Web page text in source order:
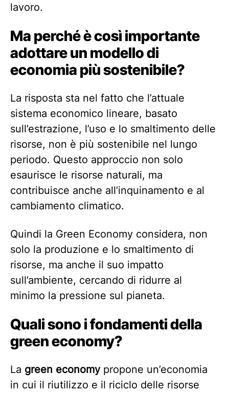
lavoro.
Ma perché è così importante
adottare un modello di
economia più sostenibile?
La risposta sta nel fatto che l’attuale
sistema economico lineare, basato
sull’estrazione, l’uso e lo smaltimento delle
risorse, non è più sostenibile nel lungo
periodo. Questo approccio non solo
esaurisce le risorse naturali, ma
contribuisce anche all’inquinamento e al
cambiamento climatico.
Quindi la Green Economy considera, non
solo la produzione e lo smaltimento di
risorse, ma anche il suo impatto
sull’ambiente, cercando di ridurre al
minimo la pressione sul pianeta.
Quali sono i fondamenti della
green economy?
La green economypropone un’economia
in cui il riutilizzo e il riciclo delle risorse